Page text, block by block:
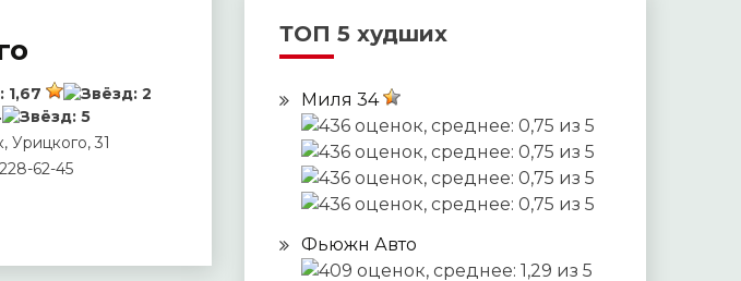
1,67
Урицкого, 31
62-45
ТОП 5 худших
Миля 34
Фьюжн Авто